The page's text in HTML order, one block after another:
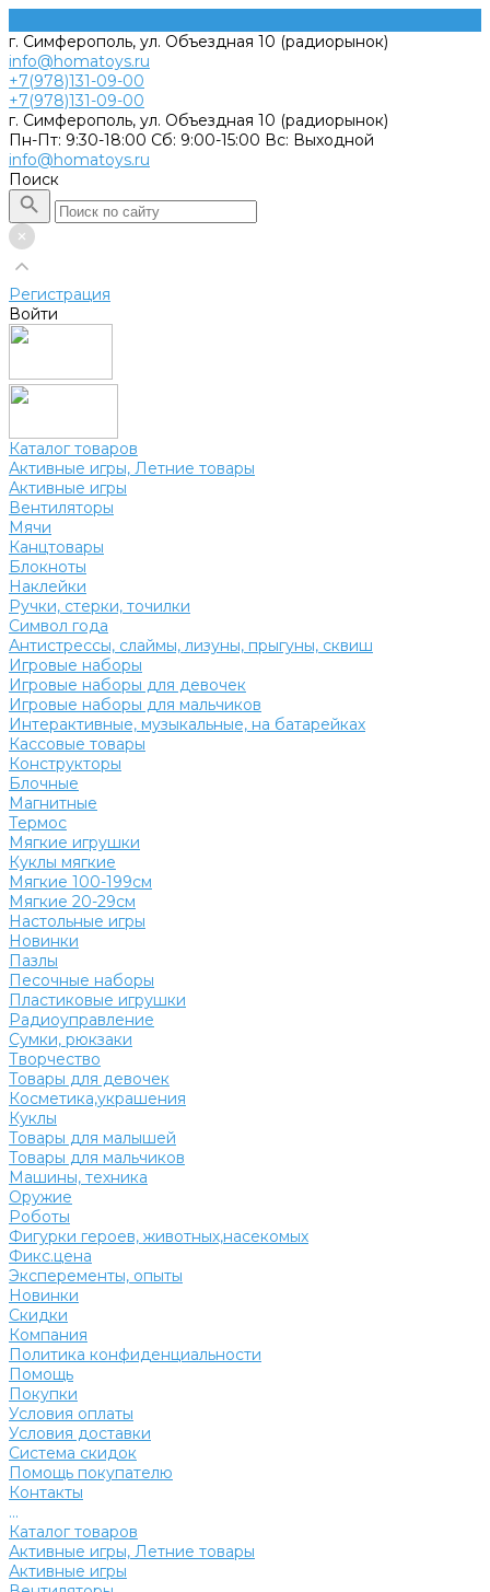
г. Симферополь, ул. Объездная 10 (радиорынок)
info@homatoys.ru
+7(978)131-09-00
+7(978)131-09-00
г. Симферополь, ул. Объездная 10 (радиорынок)
Пн-Пт: 9:30-18:00 Cб: 9:00-15:00 Вс: Выходной
info@homatoys.ru
Поиск
Регистрация
Войти
Каталог товаров
Активные игры, Летние товары
Активные игры
Вентиляторы
Мячи
Канцтовары
Блокноты
Наклейки
Ручки, стерки, точилки
Символ года
Антистрессы, слаймы, лизуны, прыгуны, сквиш
Игровые наборы
Игровые наборы для девочек
Игровые наборы для мальчиков
Интерактивные, музыкальные, на батарейках
Кассовые товары
Конструкторы
Блочные
Магнитные
Термос
Мягкие игрушки
Куклы мягкие
Мягкие 100-199см
Мягкие 20-29см
Настольные игры
Новинки
Пазлы
Песочные наборы
Пластиковые игрушки
Радиоуправление
Сумки, рюкзаки
Творчество
Товары для девочек
Косметика,украшения
Куклы
Товары для малышей
Товары для мальчиков
Машины, техника
Оружие
Роботы
Фигурки героев, животных,насекомых
Фикс.цена
Эксперементы, опыты
Новинки
Скидки
Компания
Политика конфиденциальности
Помощь
Покупки
Условия оплаты
Условия доставки
Система скидок
Помощь покупателю
Контакты
...
Каталог товаров
Активные игры, Летние товары
Активные игры